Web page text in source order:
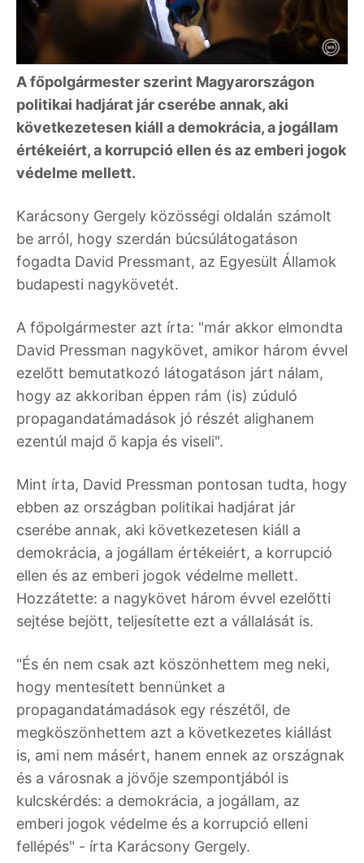
A főpolgármester szerint Magyarországon
politikai hadjárat jár cserébe annak, aki
következetesen kiáll a demokrácia, a jogállam
értékeiért, a korrupció ellen és az emberi jogok
védelme mellett.
Karácsony Gergely közösségi oldalán számolt
be arról, hogy szerdán búcsúlátogatáson
fogadta David Pressmant, az Egyesült Államok
budapesti nagykövetét.
A főpolgármester azt írta: "már akkor elmondta
David Pressman nagykövet, amikor három évvel
ezelőtt bemutatkozó látogatáson járt nálam,
hogy az akkoriban éppen rám (is) zúduló
propagandatámadások jó részét alighanem
ezentúl majd ő kapja és viseli".
Mint írta, David Pressman pontosan tudta, hogy
ebben az országban politikai hadjárat jár
cserébe annak, aki következetesen kiáll a
demokrácia, a jogállam értékeiért, a korrupció
ellen és az emberi jogok védelme mellett.
Hozzátette: a nagykövet három évvel ezelőtti
sejtése bejött, teljesítette ezt a vállalását is.
"És én nem csak azt köszönhettem meg neki,
hogy mentesített bennünket a
propagandatámadások egy részétől, de
megköszönhettem azt a következetes kiállást
is, ami nem másért, hanem ennek az országnak
és a városnak a jövője szempontjából is
kulcskérdés: a demokrácia, a jogállam, az
emberi jogok védelme és a korrupció elleni
fellépés" - írta Karácsony Gergely.